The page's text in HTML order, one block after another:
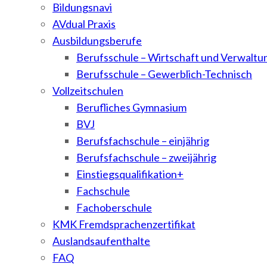
Bildungsnavi
AVdual Praxis
Ausbildungsberufe
Berufsschule – Wirtschaft und
Berufsschule – Gewerblich-Technisch
Vollzeitschulen
Berufliches Gymnasium
BVJ
Berufsfachschule – einjährig
Berufsfachschule – zweijährig
Einstiegsqualifikation+
Fachschule
Fachoberschule
KMK Fremdsprachenzertifikat
Auslandsaufenthalte
FAQ